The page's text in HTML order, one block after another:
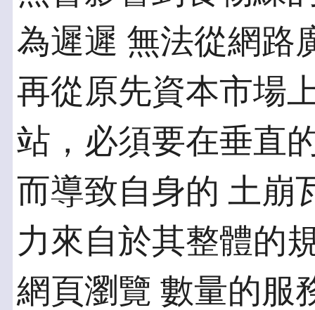
為遲遲 無法從網路
再從原先資本市場
站，必須要在垂直
而導致自身的 土崩
力來自於其整體的
網頁瀏覽 數量的服